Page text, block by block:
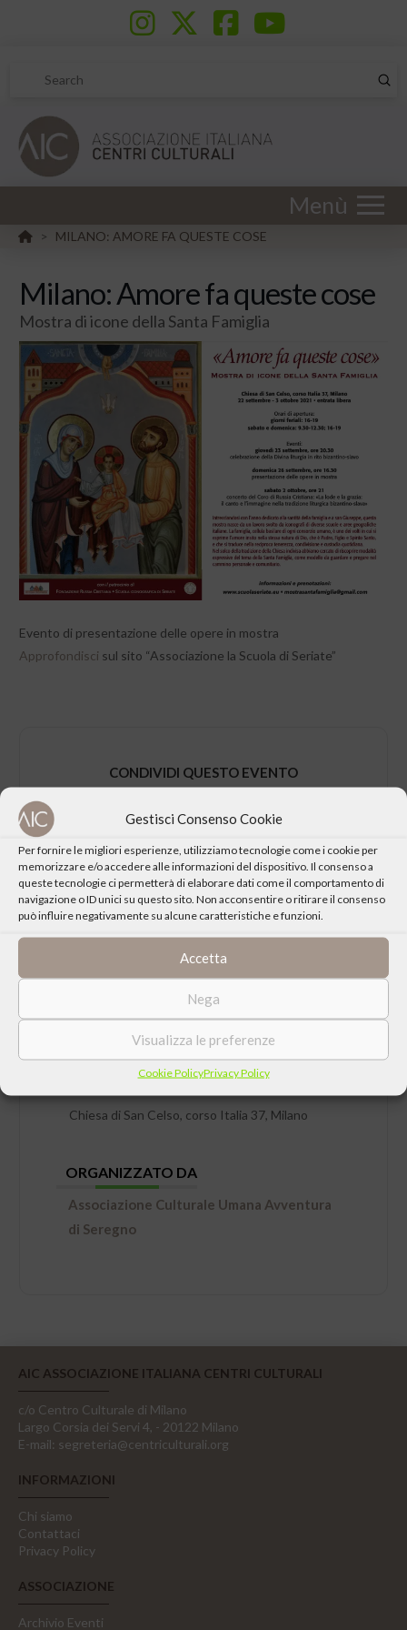
Gestisci Consenso Cookie
Per fornire le migliori esperienze, utilizziamo tecnologie come i cookie per
memorizzare e/o accedere alle informazioni del dispositivo. Il consenso a
queste tecnologie ci permetterà di elaborare dati come il comportamento di
navigazione o ID unici su questo sito. Non acconsentire o ritirare il consenso
può influire negativamente su alcune caratteristiche e funzioni.
Accetta
Nega
Visualizza le preferenze
Cookie PolicyPrivacy Policy
Search
Menù
HOME
> MILANO: AMORE FA QUESTE COSE
Milano: Amore fa queste cose
Mostra di icone della Santa Famiglia
Evento di presentazione delle opere in mostra
Approfondisci sul sito “Associazione la Scuola di Seriate”
CONDIVIDI QUESTO EVENTO
Domenica 26 Settembre 2021 ore 16:30
LUOGO
Chiesa di San Celso, corso Italia 37, Milano
ORGANIZZATO DA
Associazione Culturale Umana Avventura
di Seregno
AIC ASSOCIAZIONE ITALIANA CENTRI CULTURALI
c/o Centro Culturale di Milano
Largo Corsia dei Servi 4, - 20122 Milano
E-mail: segreteria@centriculturali.org
INFORMAZIONI
Chi siamo
Contattaci
Privacy Policy
ASSOCIAZIONE
Archivio Eventi